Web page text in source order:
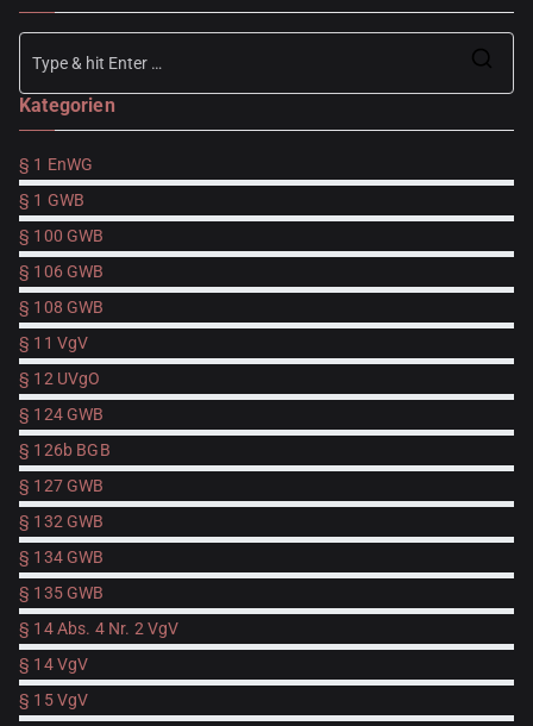
Kategorien
§ 1 EnWG
§ 1 GWB
§ 100 GWB
§ 106 GWB
§ 108 GWB
§ 11 VgV
§ 12 UVgO
§ 124 GWB
§ 126b BGB
§ 127 GWB
§ 132 GWB
§ 134 GWB
§ 135 GWB
§ 14 Abs. 4 Nr. 2 VgV
§ 14 VgV
§ 15 VgV